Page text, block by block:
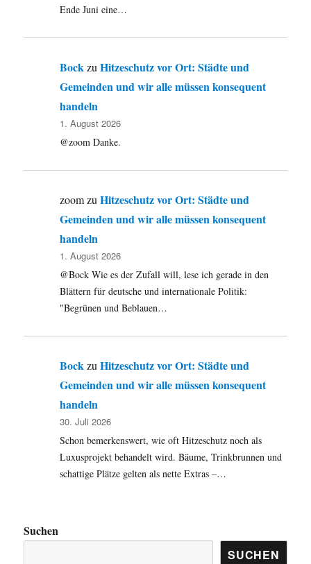
Ende Juni eine…
BockzuHitzeschutz vor Ort: Städte und
Gemeinden und wir alle müssen konsequent
handeln
1. August 2026
@zoom Danke.
zoomzuHitzeschutz vor Ort: Städte und
Gemeinden und wir alle müssen konsequent
handeln
1. August 2026
@Bock Wie es der Zufall will, lese ich gerade in den
Blättern für deutsche und internationale Politik:
"Begrünen und Beblauen…
BockzuHitzeschutz vor Ort: Städte und
Gemeinden und wir alle müssen konsequent
handeln
30. Juli 2026
Schon bemerkenswert, wie oft Hitzeschutz noch als
Luxusprojekt behandelt wird. Bäume, Trinkbrunnen und
schattige Plätze gelten als nette Extras –…
Suchen
SUCHEN